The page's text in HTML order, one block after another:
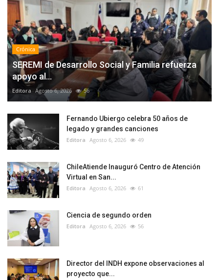
Crónica
SEREMI de Desarrollo Social y Familia refuerza
apoyo al...
Editora Agosto 6, 2026 56
Fernando Ubiergo celebra 50 años de
legado y grandes canciones
Editora Agosto 6, 2026 49
ChileAtiende Inauguró Centro de Atención
Virtual en San...
Editora Agosto 6, 2026 61
Ciencia de segundo orden
Editora Agosto 6, 2026 56
Director del INDH expone observaciones al
proyecto que...